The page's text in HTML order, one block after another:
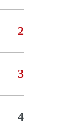
2
3
4